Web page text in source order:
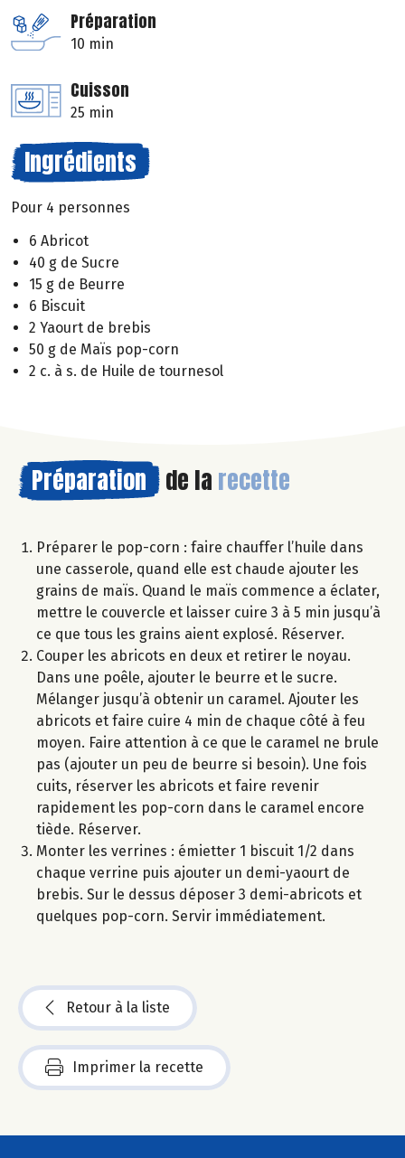
Préparation
10 min
Cuisson
25 min
Ingrédients
Pour 4 personnes
6 Abricot
40 g de Sucre
15 g de Beurre
6 Biscuit
2 Yaourt de brebis
50 g de Maïs pop-corn
2 c. à s. de Huile de tournesol
Préparation de la recette
Préparer le pop-corn : faire chauffer l’huile dans
une casserole, quand elle est chaude ajouter les
grains de maïs. Quand le maïs commence a éclater,
mettre le couvercle et laisser cuire 3 à 5 min jusqu’à
ce que tous les grains aient explosé. Réserver.
Couper les abricots en deux et retirer le noyau.
Dans une poêle, ajouter le beurre et le sucre.
Mélanger jusqu’à obtenir un caramel. Ajouter les
abricots et faire cuire 4 min de chaque côté à feu
moyen. Faire attention à ce que le caramel ne brule
pas (ajouter un peu de beurre si besoin). Une fois
cuits, réserver les abricots et faire revenir
rapidement les pop-corn dans le caramel encore
tiède. Réserver.
Monter les verrines : émietter 1 biscuit 1/2 dans
chaque verrine puis ajouter un demi-yaourt de
brebis. Sur le dessus déposer 3 demi-abricots et
quelques pop-corn. Servir immédiatement.
Retour à la liste
Imprimer la recette